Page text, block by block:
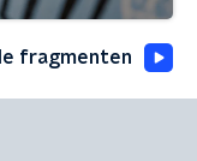
fragmenten